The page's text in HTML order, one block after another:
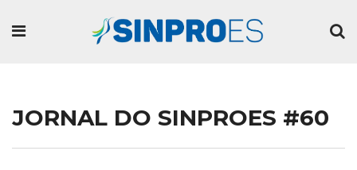
JORNAL DO SINPROES #60